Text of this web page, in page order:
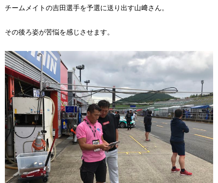
チームメイトの吉田選手を予選に送り出す山﨑さん。
その後ろ姿が苦悩を感じさせます。